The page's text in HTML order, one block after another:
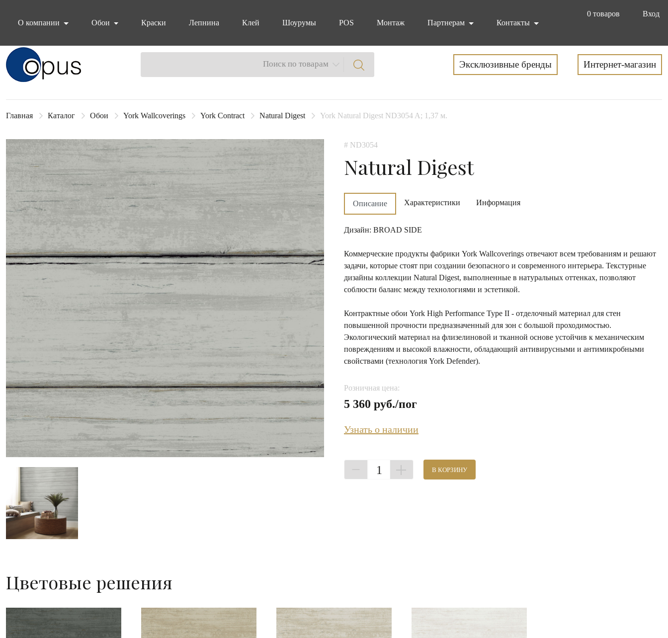
0 товаров
Вход
О компании
Обои Краски Лепнина Клей Шоурумы POS Монтаж Партнерам Контакты
Блок поиска Поиск по товарам Эксклюзивные бренды Интернет-магазин
Главная Каталог Обои York Wallcoverings York Contract Natural Digest York Natural Digest ND3054 A; 1,37 м.
# ND3054
Natural Digest
Описание Характеристики Информация
Дизайн: BROAD SIDE
Коммерческие продукты фабрики York Wallcoverings отвечают всем требованиям и решают
задачи, которые стоят при создании безопасного и современного интерьера. Текстурные
дизайны коллекции Natural Digest, выполненные в натуральных оттенках, позволяют
соблюсти баланс между технологиями и эстетикой.
Контрактные обои York High Performance Type II - отделочный материал для стен
повышенной прочности предназначенный для зон с большой проходимостью.
Экологический материал на флизелиновой и тканной основе устойчив к механическим
повреждениям и высокой влажности, обладающий антивирусными и антимикробными
свойствами (технология York Defender).
Розничная цена:
5 360 руб./пог
Узнать о наличии
1 В КОРЗИНУ
Цветовые решения